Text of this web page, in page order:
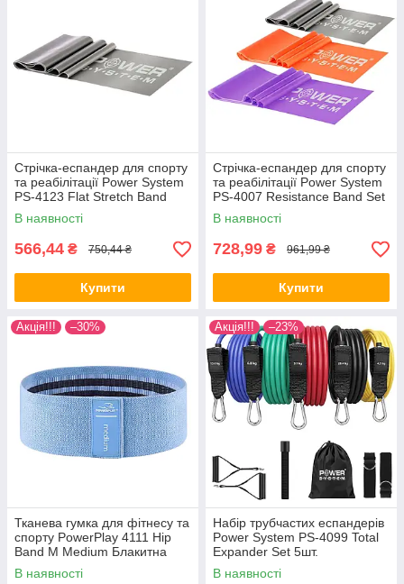
Стрічка-еспандер для спорту
та реабілітації Power System
PS-4123 Flat Stretch Band
Level 3 Black (12-15кг.)
В наявності
566,44 ₴ 750,44 ₴
Купити
Стрічка-еспандер для спорту
та реабілітації Power System
PS-4007 Resistance Band Set
3шт.
В наявності
728,99 ₴ 961,99 ₴
Купити
Акція!!! –30%
Тканева гумка для фітнесу та
спорту PowerPlay 4111 Hip
Band M Medium Блакитна
(d_76cm)
В наявності
Акція!!! –23%
Набір трубчастих еспандерів
Power System PS-4099 Total
Expander Set 5шт.
В наявності